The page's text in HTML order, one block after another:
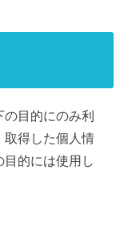
の目的にのみ利
取得した個人情
的には使用し